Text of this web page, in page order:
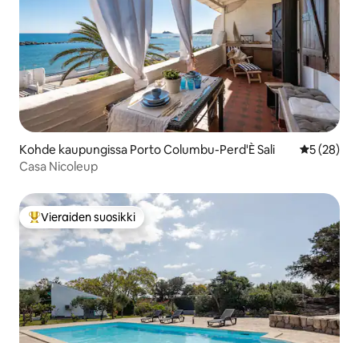
Kohde kaupungissa Porto Columbu-Perd'È Sali
5 (28)
Casa Nicoleup
Vieraiden suosikkien parhaimmistoa
Vieraiden suosikki